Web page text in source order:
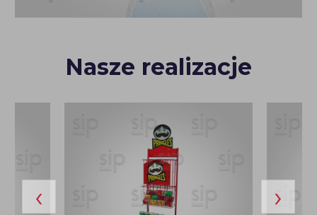
Nasze realizacje